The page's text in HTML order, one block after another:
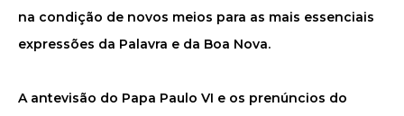
na condição de novos meios para as mais essenciais
expressões da Palavra e da Boa Nova.
A antevisão do Papa Paulo VI e os prenúncios do